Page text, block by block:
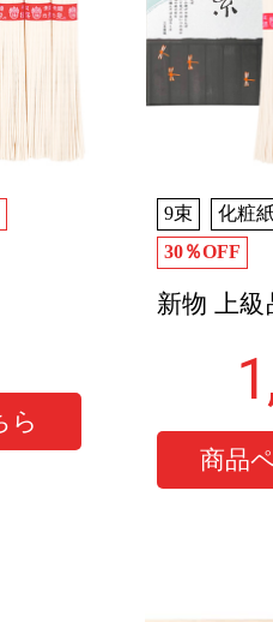
9束
化粧
30％OFF
新物 上